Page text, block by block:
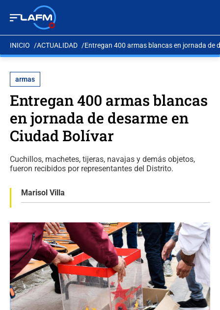
INICIO ACTUALIDAD Entregan 400 armas blancas en jornada de
armas
Entregan 400 armas blancas
en jornada de desarme en
Ciudad Bolívar
Cuchillos, machetes, tijeras, navajas y demás objetos,
fueron recibidos por representantes del Distrito.
Marisol Villa